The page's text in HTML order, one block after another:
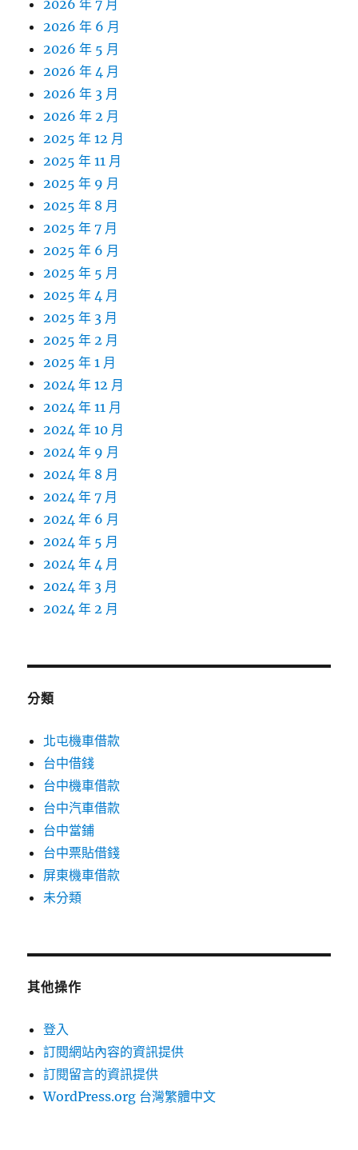
2026 年 7 月
2026 年 6 月
2026 年 5 月
2026 年 4 月
2026 年 3 月
2026 年 2 月
2025 年 12 月
2025 年 11 月
2025 年 9 月
2025 年 8 月
2025 年 7 月
2025 年 6 月
2025 年 5 月
2025 年 4 月
2025 年 3 月
2025 年 2 月
2025 年 1 月
2024 年 12 月
2024 年 11 月
2024 年 10 月
2024 年 9 月
2024 年 8 月
2024 年 7 月
2024 年 6 月
2024 年 5 月
2024 年 4 月
2024 年 3 月
2024 年 2 月
分類
北屯機車借款
台中借錢
台中機車借款
台中汽車借款
台中當鋪
台中票貼借錢
屏東機車借款
未分類
其他操作
登入
訂閱網站內容的資訊提供
訂閱留言的資訊提供
WordPress.org 台灣繁體中文